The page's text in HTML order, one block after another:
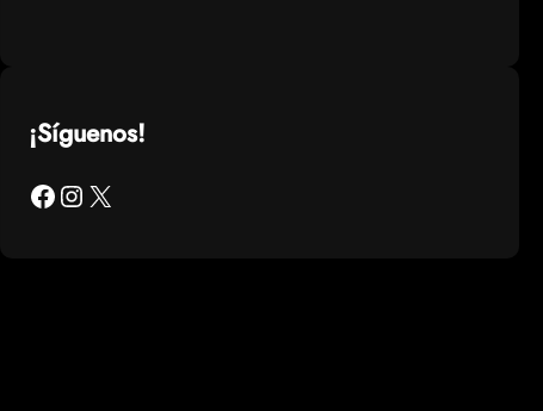
¡Síguenos!
Facebook Instagram X